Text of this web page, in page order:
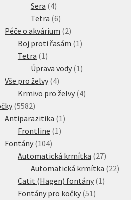
Sera 44
produkty
Tetra 66
produktů
Péče o akvárium 22
produkty
Boj proti řasám 11
Tetra 11
produkt
Úprava vody 11
Vše pro želvy 44
produkty
Krmivo pro želvy 44
55825582
produktů
Antiparazitika 11
Frontline 11
Fontány 104104
produktů
Automatická krmítka 2727
produktů
Automatická krmítka 2222
Catit (Hagen) fontány 11
Fontány pro kočky 5151